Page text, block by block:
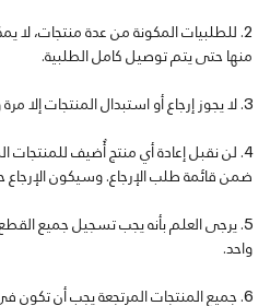
للطلبيات المكونة من عدة منتجات، لا
منها حتى يتم توصيل كامل الطلبية.
لا يجوز إرجاع أو استبدال المنتجات إلا
لن نقبل إعادة أي منتج أُضيف للمنتجات
ضمن قائمة طلب الإرجاع. وسيكون الإرجاع
يرجى العلم بأنه يجب تسجيل جميع
واحد.
جميع المنتجات المرتجعة يجب أن تكون